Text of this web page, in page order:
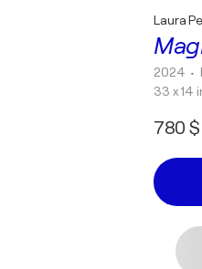
Laura
2024 •
33 x 14
780